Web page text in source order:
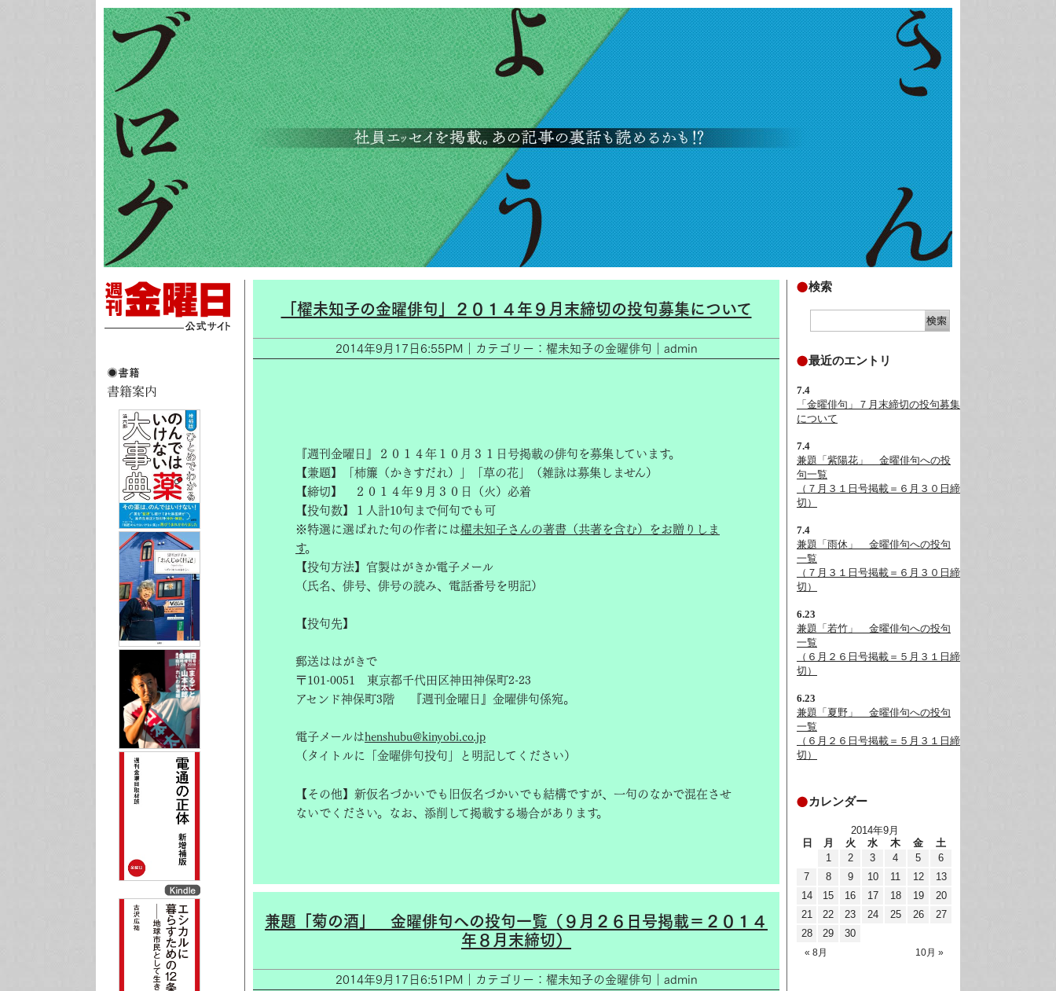
「櫂未知子の金曜俳句」２０１４年９月末締切の投句募集について
2014年9月17日6:55PM｜カテゴリー：櫂未知子の金曜俳句｜admin
『週刊金曜日』２０１４年１０月３１日号掲載の俳句を募集しています。
【兼題】「柿簾（かきすだれ）」「草の花」（雑詠は募集しません）
【締切】 ２０１４年９月３０日（火）必着
【投句数】１人計10句まで何句でも可
※特選に選ばれた句の作者には櫂未知子さんの著書（共著を含む）をお贈りしま
す。
【投句方法】官製はがきか電子メール
（氏名、俳号、俳号の読み、電話番号を明記）
【投句先】
郵送ははがきで
〒101-0051 東京都千代田区神田神保町2-23
アセンド神保町3階 『週刊金曜日』金曜俳句係宛。
電子メールはhenshubu@kinyobi.co.jp
（タイトルに「金曜俳句投句」と明記してください）
【その他】新仮名づかいでも旧仮名づかいでも結構ですが、一句のなかで混在させ
ないでください。なお、添削して掲載する場合があります。
兼題「菊の酒」__金曜俳句への投句一覧（９月２６日号掲載＝２０１４
年８月末締切）
2014年9月17日6:51PM｜カテゴリー：櫂未知子の金曜俳句｜admin
検索
最近のエントリ
7.4
「金曜俳句」７月末締切の投句募集
について
7.4
兼題「紫陽花」__金曜俳句への投
句一覧
（７月３１日号掲載＝６月３０日締
切）
7.4
兼題「雨休」__金曜俳句への投句
一覧
（７月３１日号掲載＝６月３０日締
切）
6.23
兼題「若竹」__金曜俳句への投句
一覧
（６月２６日号掲載＝５月３１日締
切）
6.23
兼題「夏野」__金曜俳句への投句
一覧
（６月２６日号掲載＝５月３１日締
切）
カレンダー
2014年9月
日
月 火 水 木 金 土
« 8月 10月 »
1 2 3 4 5
6
7
8 9 10 11 12
13
14
15 16 17 18 19
20
21
22 23 24 25 26
27
28
29 30